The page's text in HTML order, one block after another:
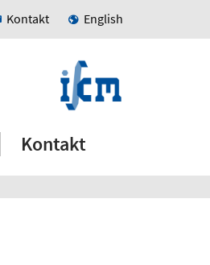
Kontakt English
Kontakt